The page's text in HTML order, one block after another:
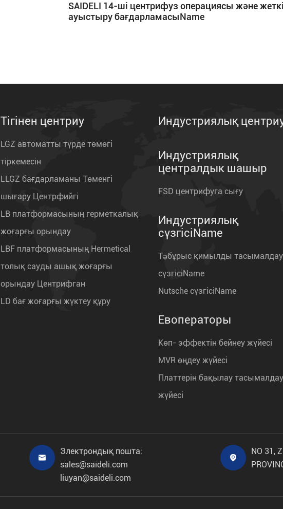
SAIDELI 14-ші центрифуз операциясы және
ауыстыру бағдарламасыName
Тігінен центриу
LGZ автоматты түрде төмөгі
тіркемесін
LLGZ бағдарламаны Төменгі
шығару Центрфийгі
LB платформасының герметкалық
жоғарғы орындау
LBF платформасының Hermetical
толық сауды ашық жоғарғы
орындау Центрифган
LD бағ жоғарғы жүктеу құру
Индустриялық
Индустриялық
централдык шашыр
FSD центрифуга сығу
Индустриялық
сүзгісіName
Тәбұрыс қимылды тасымалдау
сүзгісіName
Nutsche сүзгісіName
Евоператоры
Көп- эффектін бейнеу жүйесі
MVR өңдеу жүйесі
Платтерін бақылау тасымалдау
жүйесі

Электрондық пошта:
sales@saideli.com
liuyan@saideli.com

NO 31,